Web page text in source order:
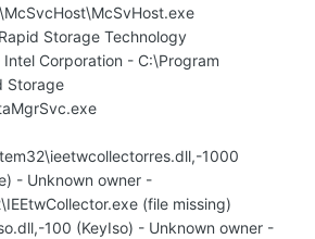
Storage Technology
Corporation - C:\Program
Storage
1000
- Unknown owner -
(file missing)
100 (KeyIso) - Unknown owner -